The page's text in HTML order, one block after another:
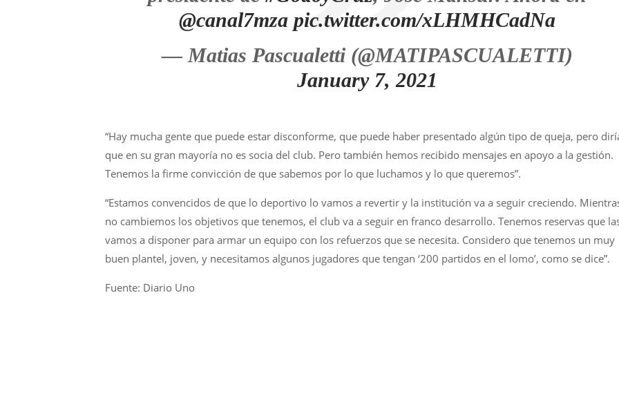
@canal7mza pic.twitter.com/xLHMHCadNa
— Matias Pascualetti (@MATIPASCUALETTI)
January 7, 2021
“Hay mucha gente que puede estar disconforme, que puede haber presentado algún tipo de queja, pero
que en su gran mayoría no es socia del club. Pero también hemos recibido mensajes en apoyo a la gestión.
Tenemos la firme convicción de que sabemos por lo que luchamos y lo que queremos”.
“Estamos convencidos de que lo deportivo lo vamos a revertir y la institución va a seguir creciendo.
no cambiemos los objetivos que tenemos, el club va a seguir en franco desarrollo. Tenemos reservas que
vamos a disponer para armar un equipo con los refuerzos que se necesita. Considero que tenemos un muy
buen plantel, joven, y necesitamos algunos jugadores que tengan ‘200 partidos en el lomo’, como se dice”.
Fuente: Diario Uno